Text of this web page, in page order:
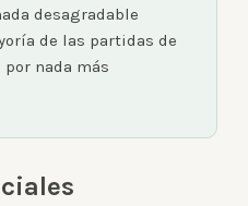
desagradable
de las partidas de
nada más